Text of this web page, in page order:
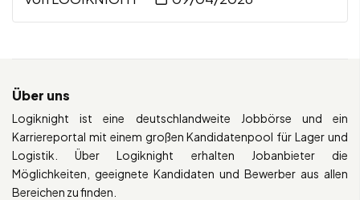
Über uns
Logiknight ist eine deutschlandweite Jobbörse und ein
Karriereportal mit einem großen Kandidatenpool für Lager und
Logistik. Über Logiknight erhalten Jobanbieter die
Möglichkeiten, geeignete Kandidaten und Bewerber aus allen
Bereichen zu finden.